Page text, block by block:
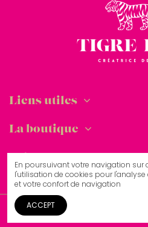
Liens utiles
La boutique
En poursuivant votre navigation sur
l'utilisation de cookies pour
et votre confort de navigation
ACCEPT